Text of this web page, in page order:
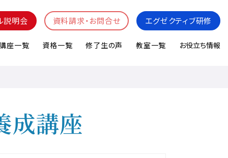
説明会 資料請求・お問合せ エグゼクティブ研修
座一覧 資格一覧 修了生の声 教室一覧 お役立ち情報
成講座